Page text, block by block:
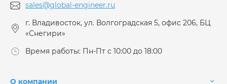
sales@global-engineer.ru
г. Владивосток, ул. Волгоградская 5, офис 206, БЦ
«Снегири»
Время работы: Пн-Пт с 10:00 до 18:00
О компании